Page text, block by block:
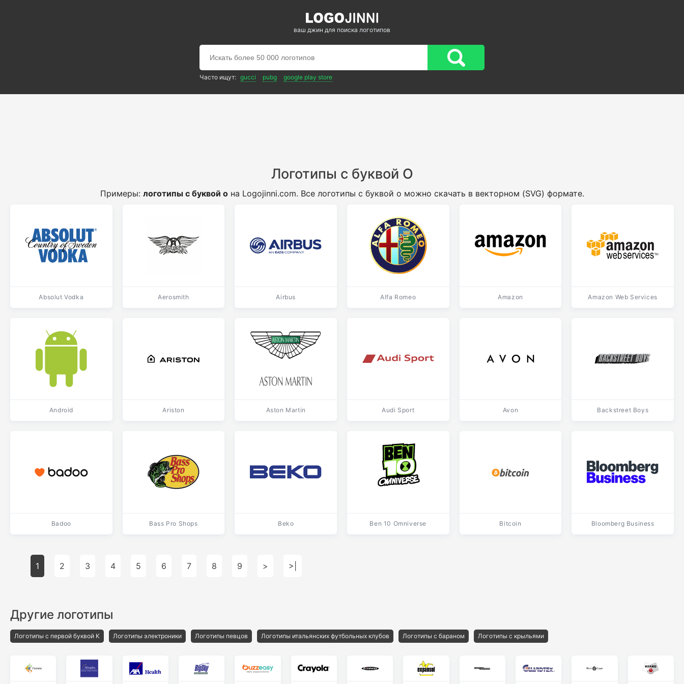
ваш джин для поиска логотипов
Часто ищут: gucci pubg google play store
Логотипы с буквой O
Примеры: логотипы с буквой oна Logojinni.com. Все логотипы с буквой o можно скачать в векторном (SVG) формате.
Absolut Vodka Aerosmith Airbus Alfa Romeo Amazon Amazon Web Services
Android Ariston Aston Martin Audi Sport Avon Backstreet Boys
Badoo Bass Pro Shops Beko Ben 10 Omniverse Bitcoin Bloomberg Business
1 2 3 4 5 6 7 8 9 > >|
Другие логотипы
Логотипы с первой буквой K Логотипы электроники Логотипы певцов Логотипы итальянских футбольных клубов Логотипы с бараном Логотипы с крыльями